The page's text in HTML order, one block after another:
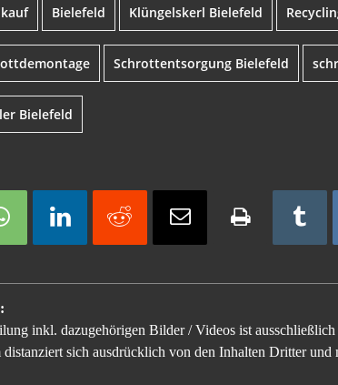
Bielefeld Klüngelskerl Bielefeld
Schrottentsorgung Bielefeld
Bielefeld
inkl. dazugehörigen Bilder / Videos ist
sich ausdrücklich von den Inhalten Dritter und